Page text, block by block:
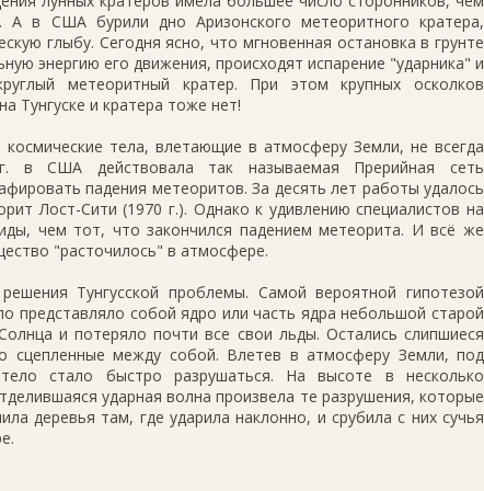
А в США бурили дно Аризонского метеоритного кратера,
глыбу. Сегодня ясно, что мгновенная остановка в грунте
энергию его движения, происходят испарение "ударника" и
метеоритный кратер. При этом крупных осколков
Тунгуске и кратера тоже нет!
тела, влетающие в атмосферу Земли, не всегда
в США действовала так называемая Прерийная сеть
падения метеоритов. За десять лет работы удалось
Лост-Сити (1970 г.). Однако к удивлению специалистов на
чем тот, что закончился падением метеорита. И всё же
"расточилось" в атмосфере.
Тунгусской проблемы. Самой вероятной гипотезой
представляло собой ядро или часть ядра небольшой старой
и потеряло почти все свои льды. Остались слипшиеся
сцепленные между собой. Влетев в атмосферу Земли, под
стало быстро разрушаться. На высоте в несколько
ударная волна произвела те разрушения, которые
деревья там, где ударила наклонно, и срубила с них сучья